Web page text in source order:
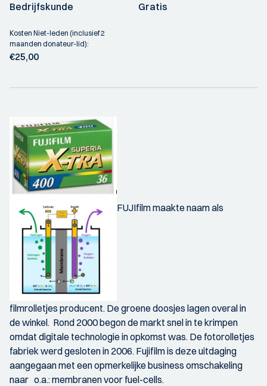
Bedrijfskunde Gratis
Kosten Niet-leden (inclusief 2
maanden donateur-lid):
€25,00
FUJIfilm maakte naam als
filmrolletjes producent. De groene doosjes lagen overal in
de winkel. Rond 2000 begon de markt snel in te krimpen
omdat digitale technologie in opkomst was. De fotorolletjes
fabriek werd gesloten in 2006. Fujifilm is deze uitdaging
aangegaan met een opmerkelijke business omschakeling
naar o.a.: membranen voor fuel-cells.